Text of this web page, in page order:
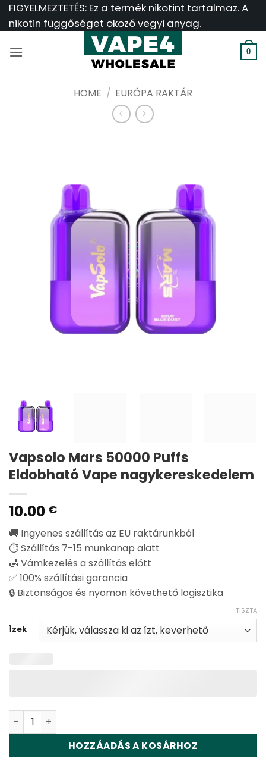
Ugrás
FIGYELMEZTETÉS: Ez a termék nikotint tartalmaz. A
nikotin függőséget okozó vegyi anyag.
0
HOME / EURÓPA RAKTÁR
Vapsolo Mars 50000 Puffs
Eldobható Vape nagykereskedelem
10.00 €
🚚 Ingyenes szállítás az EU raktárunkból
⏱️ Szállítás 7-15 munkanap alatt
🛃 Vámkezelés a szállítás előtt
✅ 100% szállítási garancia
🔒 Biztonságos és nyomon követhető logisztika
Ízek
TISZTA
Vapsolo Mars 50000 Puffs Disposable Vape Wholesale
HOZZÁADÁS A KOSÁRHOZ